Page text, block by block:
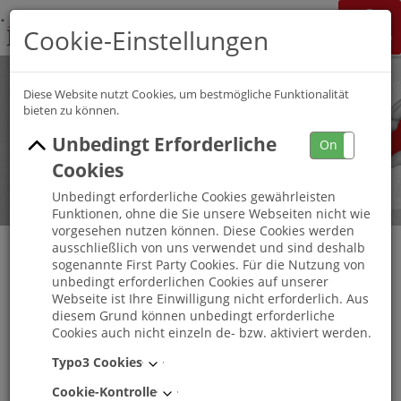
Jobchannel
Job Map
Praktikum in der Pflege (m/w/d) K&S
Seniorenresidenz Eilenburg
Cookie-Einstellungen
Diese Website nutzt Cookies, um bestmögliche Funktionalität
bieten zu können.
Unbedingt Erforderliche
Cookies
On
Unbedingt erforderliche Cookies gewährleisten
Funktionen, ohne die Sie unsere Webseiten nicht wie
vorgesehen nutzen können. Diese Cookies werden
ausschließlich von uns verwendet und sind deshalb
sogenannte First Party Cookies. Für die Nutzung von
unbedingt erforderlichen Cookies auf unserer
Webseite ist Ihre Einwilligung nicht erforderlich. Aus
diesem Grund können unbedingt erforderliche
Cookies auch nicht einzeln de- bzw. aktiviert werden.
Typo3 Cookies
Cookie-Kontrolle